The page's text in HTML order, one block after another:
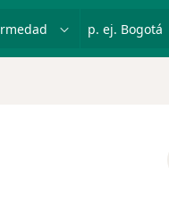
p. ej. Bogotá